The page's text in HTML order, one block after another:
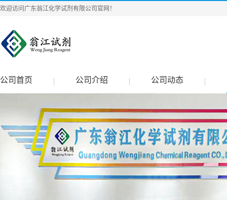
欢迎访问广东翁江化学试剂有限公司官网！
公司首页 公司介绍 公司动态